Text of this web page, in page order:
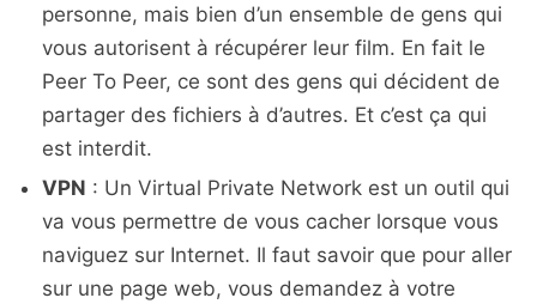
personne, mais bien d’un ensemble de gens qui
vous autorisent à récupérer leur film. En fait le
Peer To Peer, ce sont des gens qui décident de
partager des fichiers à d’autres. Et c’est ça qui
est interdit.
VPN : Un Virtual Private Network est un outil qui
va vous permettre de vous cacher lorsque vous
naviguez sur Internet. Il faut savoir que pour aller
sur une page web, vous demandez à votre